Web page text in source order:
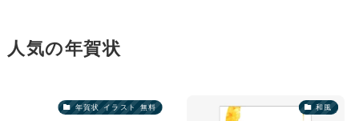
人気の年賀状
年賀状 イラスト 無料 和風